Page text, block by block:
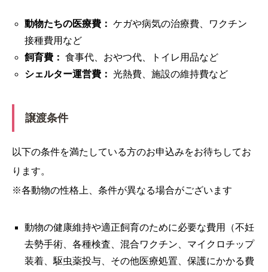
動物たちの医療費： ケガや病気の治療費、ワクチン
接種費用など
飼育費： 食事代、おやつ代、トイレ用品など
シェルター運営費： 光熱費、施設の維持費など
譲渡条件
以下の条件を満たしている方のお申込みをお待ちしてお
ります。
※各動物の性格上、条件が異なる場合がございます
動物の健康維持や適正飼育のために必要な費用（不妊
去勢手術、各種検査、混合ワクチン、マイクロチップ
装着、駆虫薬投与、その他医療処置、保護にかかる費